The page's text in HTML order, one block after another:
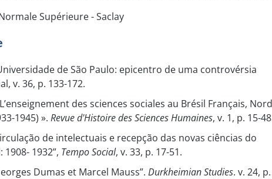
Supérieure - Saclay
de São Paulo: epicentro de uma controvérsia
v. 36, p. 133-172.
des sciences sociales au Brésil Français,
1945) ». Revue d'Histoire des Sciences Humaines, v. 1, p. 15-
de intelectuais e recepção das novas ciências do
1932”, Tempo Social, v. 33, p. 17-51.
Dumas et Marcel Mauss”. Durkheimian Studies. v. 24, p.